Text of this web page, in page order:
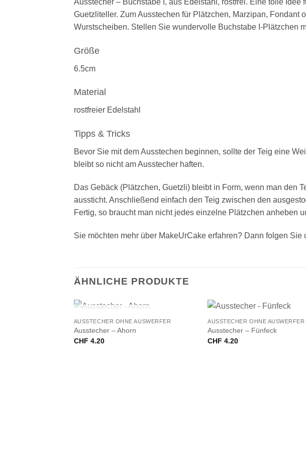
Guetzliteller. Zum Ausstechen für Plätzchen, Marzipan, Fondant
Wurstscheiben. Stellen Sie wundervolle Buchstabe I-Plätzchen
Größe
6.5cm
Material
rostfreier Edelstahl
Tipps & Tricks
Bevor Sie mit dem Ausstechen beginnen, sollte der Teig eine
bleibt so nicht am Ausstecher haften.
Das Gebäck (Plätzchen, Guetzli) bleibt in Form, wenn man den
aussticht. Anschließend einfach den Teig zwischen den
Fertig, so braucht man nicht jedes einzelne Plätzchen anheben
Sie möchten mehr über MakeUrCake erfahren? Dann folgen Sie
ÄHNLICHE PRODUKTE
NICHT VORRÄTIG
AUSSTECHER OHNE AUSWERFER
Ausstecher – Ahorn
CHF 4.20
AUSSTECHER OHNE AUSWERFER
Ausstecher – Fünfeck
CHF 4.20